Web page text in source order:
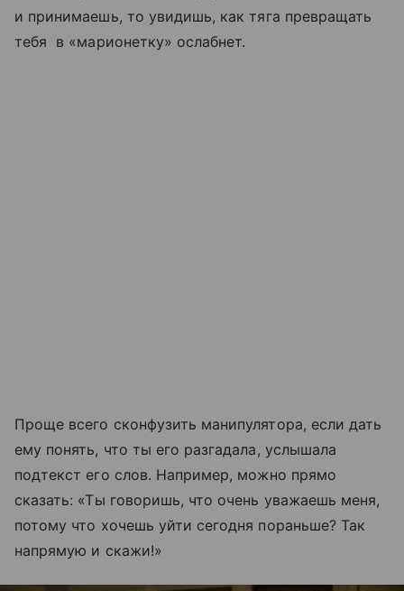
и принимаешь, то увидишь, как тяга превращать
тебя в «марионетку» ослабнет.
Проще всего сконфузить манипулятора, если дать
ему понять, что ты его разгадала, услышала
подтекст его слов. Например, можно прямо
сказать: «Ты говоришь, что очень уважаешь меня,
потому что хочешь уйти сегодня пораньше? Так
напрямую и скажи!»